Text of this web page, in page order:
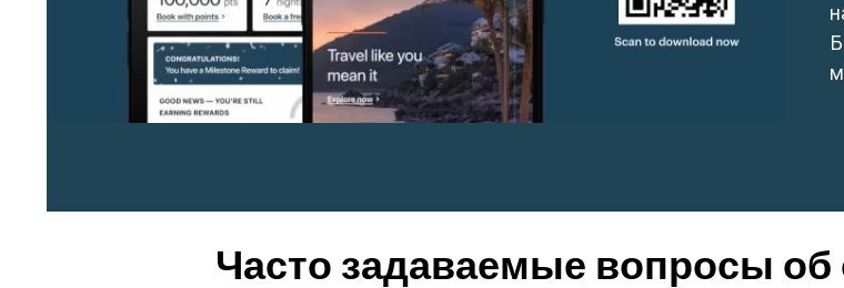
Часто задаваемые вопросы об